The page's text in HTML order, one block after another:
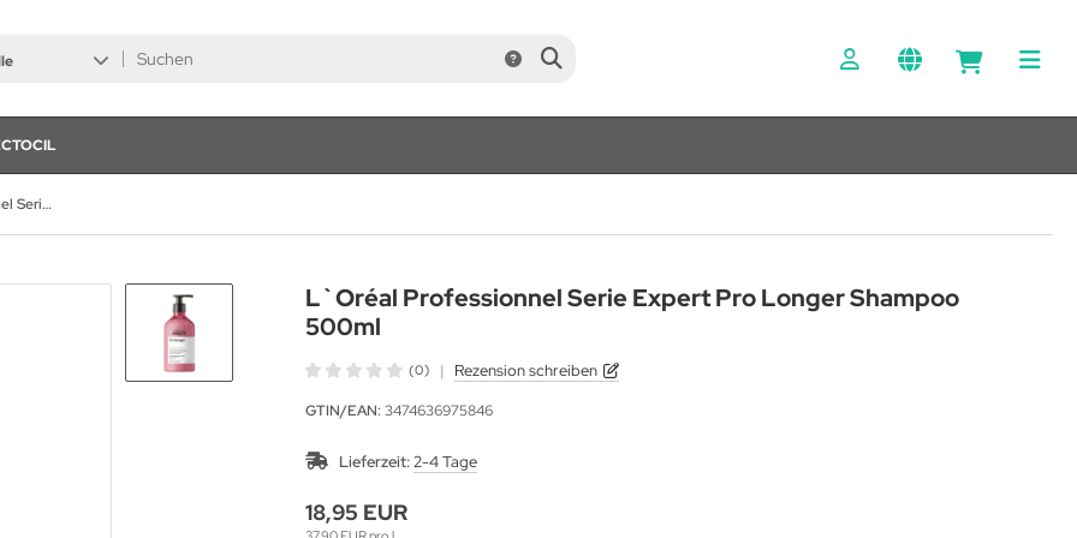
L`Oréal Professionnel Serie Expert Pro Longer Shampoo 500ml
L`Oréal Professionnel Serie Expert Pro Longer Shampoo
500ml
(0) | Rezension schreiben
GTIN/EAN: 3474636975846
Lieferzeit:2-4 Tage
18,95 EUR